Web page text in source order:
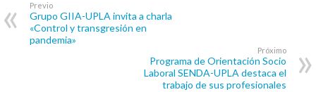
Previo
Grupo GIIA-UPLA invita a charla
«Control y transgresión en
pandemia»
Próximo
Programa de Orientación Socio
Laboral SENDA-UPLA destaca el
trabajo de sus profesionales